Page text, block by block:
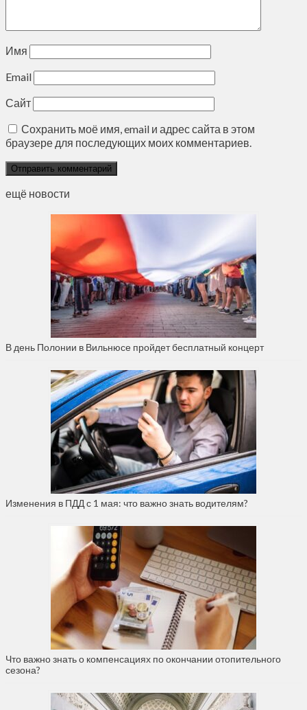
Имя
Email
Сайт
Сохранить моё имя, email и адрес сайта в этом
браузере для последующих моих комментариев.
ещё новости
В день Полонии в Вильнюсе пройдет бесплатный концерт
Изменения в ПДД с 1 мая: что важно знать водителям?
Что важно знать о компенсациях по окончании отопительного
сезона?